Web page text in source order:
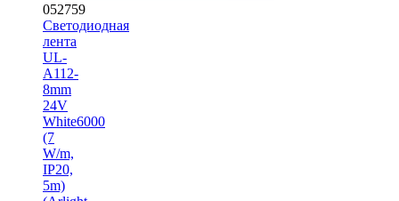
052759
Светодиодная
лента
UL-
A112-
8mm
24V
White6000
(7
W/m,
IP20,
5m)